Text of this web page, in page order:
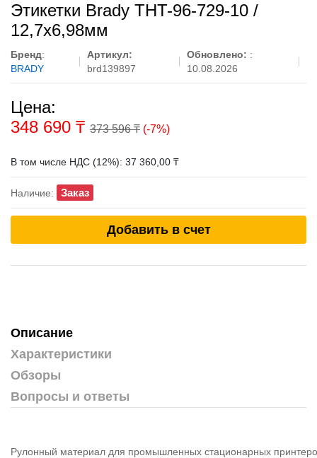
Этикетки Brady THT-96-729-10 /
12,7x6,98мм
Бренд:
BRADY
Артикул:
brd139897
Обновлено: :
10.08.2026
Цена:
348 690 ₸ 373 596 ₸ (-7%)
В том числе НДС (12%): 37 360,00 ₸
Наличие: Заказ
Добавить в счет
Описание
Характеристики
Обзоры
Вопросы и ответы
Рулонный материал для промышленных стационарных